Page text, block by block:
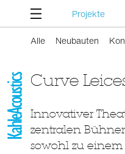
Projekte
Alle Neubauten
Curve
Innovativer
zentralen
sowohl zu